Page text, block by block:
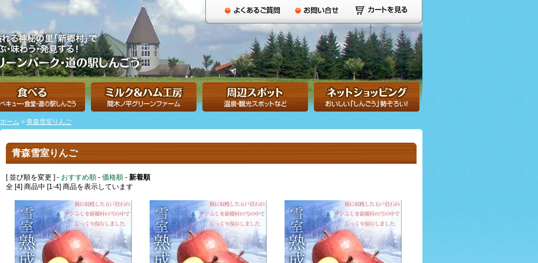
ホーム > 青森雪室りんご
青森雪室りんご
[ 並び順を変更 ] - おすすめ順 - 価格順 - 新着順
全 [4] 商品中 [1-4] 商品を表示しています